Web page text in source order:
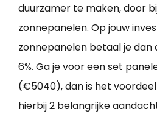
duurzamer te maken, door
zonnepanelen. Op jouw
zonnepanelen betaal je dan
6%. Ga je voor een set
(€5040), dan is het voordeel
hierbij 2 belangrijke